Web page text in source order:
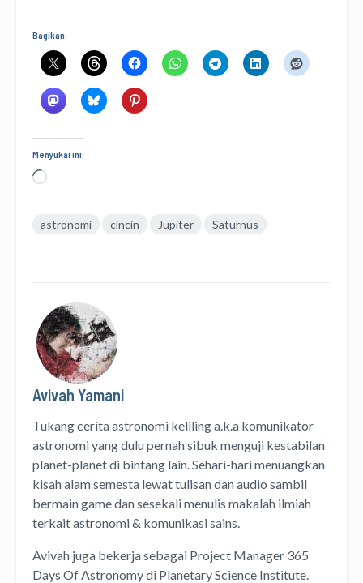
Bagikan:
Menyukai ini:
Memuat...
astronomi cincin Jupiter Saturnus
Avivah Yamani
Tukang cerita astronomi kelilinga.k.a komunikator
astronomiyang dulu pernah sibuk menguji kestabilan
planet-planet di bintang lain. Sehari-hari menuangkan
kisah alam semesta lewattulisandanaudio sambil
bermain game dan sesekali menulis makalah ilmiah
terkait astronomi & komunikasi sains.
Avivah juga bekerja sebagai Project Manager 365
Days Of Astronomydi Planetary Science Institute.